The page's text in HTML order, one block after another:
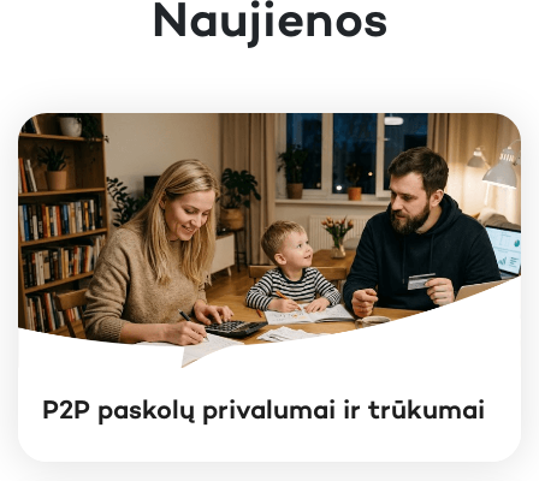
Naujienos
P2P paskolų privalumai ir trūkumai